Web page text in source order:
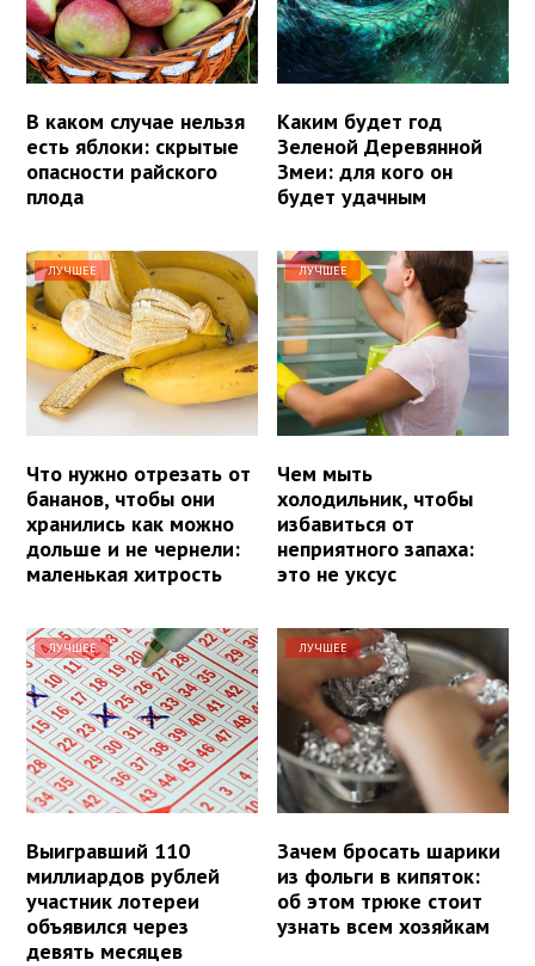
В каком случае нельзя
есть яблоки: скрытые
опасности райского
плода
Каким будет год
Зеленой Деревянной
Змеи: для кого он
будет удачным
ЛУЧШЕЕ
Что нужно отрезать от
бананов, чтобы они
хранились как можно
дольше и не чернели:
маленькая хитрость
ЛУЧШЕЕ
Чем мыть
холодильник, чтобы
избавиться от
неприятного запаха:
это не уксус
ЛУЧШЕЕ
Выигравший 110
миллиардов рублей
участник лотереи
объявился через
девять месяцев
ЛУЧШЕЕ
Зачем бросать шарики
из фольги в кипяток:
об этом трюке стоит
узнать всем хозяйкам